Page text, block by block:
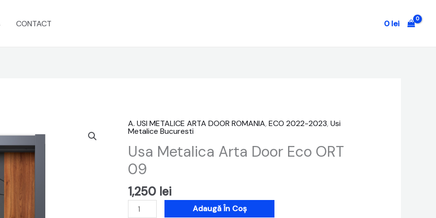
CONTACT 0lei
A. USI METALICE ARTA DOOR ROMANIA,ECO 2022-2023,Usi
Metalice Bucuresti
Usa Metalica Arta Door Eco ORT
09
1,250 lei
Cantitate
Metalica
Arta
Door
Eco
ORT
09
Adaugă În Coș